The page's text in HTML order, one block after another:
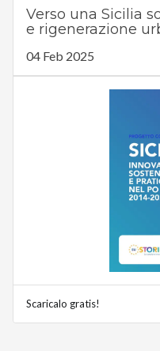
Verso una Sicilia
e rigenerazione
04 Feb 2025
Scaricalo gratis!